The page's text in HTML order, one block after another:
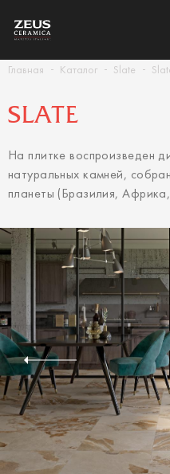
Главная Каталог Slate
SLATE
На плитке воспроизведен
натуральных камней,
планеты (Бразилия,